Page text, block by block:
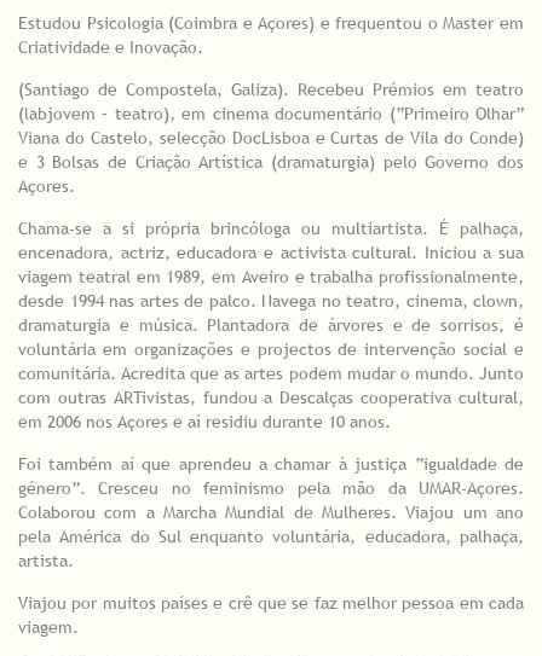
Estudou Psicologia (Coimbra e Açores) e frequentou o Master em
Criatividade e Inovação.
(Santiago de Compostela, Galiza). Recebeu Prémios em teatro
(labjovem – teatro), em cinema documentário (“Primeiro Olhar”
Viana do Castelo, selecção DocLisboa e Curtas de Vila do Conde)
e 3 Bolsas de Criação Artística (dramaturgia) pelo Governo dos
Açores.
Chama-se a si própria brincóloga ou multiartista. É palhaça,
encenadora, actriz, educadora e activista cultural. Iniciou a sua
viagem teatral em 1989, em Aveiro e trabalha profissionalmente,
desde 1994 nas artes de palco. Navega no teatro, cinema, clown,
dramaturgia e música. Plantadora de árvores e de sorrisos, é
voluntária em organizações e projectos de intervenção social e
comunitária. Acredita que as artes podem mudar o mundo. Junto
com outras ARTivistas, fundou a Descalças cooperativa cultural,
em 2006 nos Açores e aí residiu durante 10 anos.
Foi também aí que aprendeu a chamar à justiça “igualdade de
género”. Cresceu no feminismo pela mão da UMAR-Açores.
Colaborou com a Marcha Mundial de Mulheres. Viajou um ano
pela América do Sul enquanto voluntária, educadora, palhaça,
artista.
Viajou por muitos países e crê que se faz melhor pessoa em cada
viagem.